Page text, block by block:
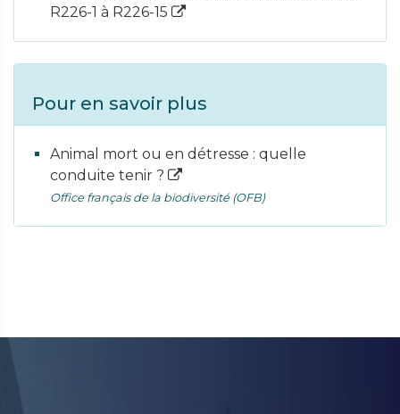
R226-1 à R226-15
Pour en savoir plus
Animal mort ou en détresse : quelle
conduite tenir ?
Office français de la biodiversité (OFB)